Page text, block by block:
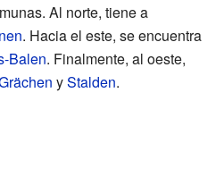
Al norte, tiene a
. Hacia el este, se encuentra
Balen. Finalmente, al oeste,
yStalden.